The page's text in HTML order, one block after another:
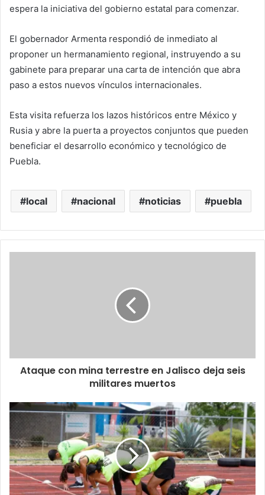
espera la iniciativa del gobierno estatal para comenzar.
El gobernador Armenta respondió de inmediato al
proponer un hermanamiento regional, instruyendo a su
gabinete para preparar una carta de intención que abra
paso a estos nuevos vínculos internacionales.
Esta visita refuerza los lazos históricos entre México y
Rusia y abre la puerta a proyectos conjuntos que pueden
beneficiar el desarrollo económico y tecnológico de
Puebla.
local nacional noticias puebla
Ataque con mina terrestre en Jalisco deja seis
militares muertos